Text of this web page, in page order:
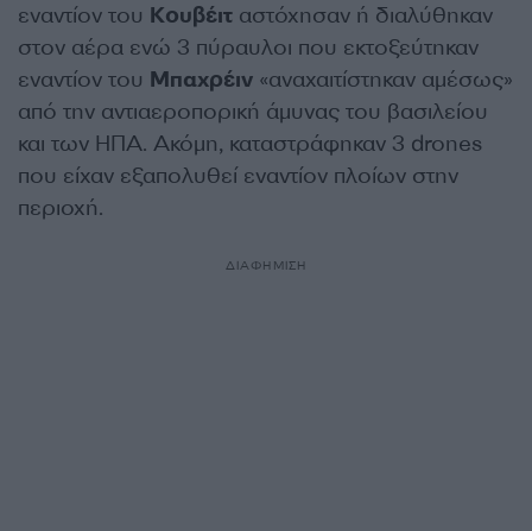
εναντίον του Κουβέιτ αστόχησαν ή διαλύθηκαν
στον αέρα ενώ 3 πύραυλοι που εκτοξεύτηκαν
εναντίον του Μπαχρέιν «αναχαιτίστηκαν αμέσως»
από την αντιαεροπορική άμυνας του βασιλείου
και των ΗΠΑ. Ακόμη, καταστράφηκαν 3 drones
που είχαν εξαπολυθεί εναντίον πλοίων στην
περιοχή.
ΔΙΑΦΗΜΙΣΗ